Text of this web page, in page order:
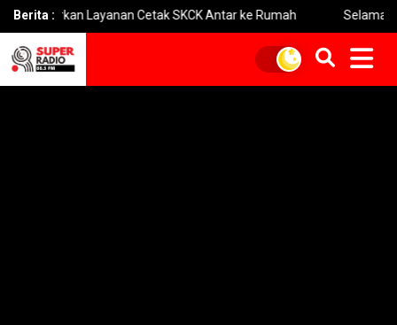
Berita :
Layanan Cetak SKCK Antar ke Rumah Selamat Hari